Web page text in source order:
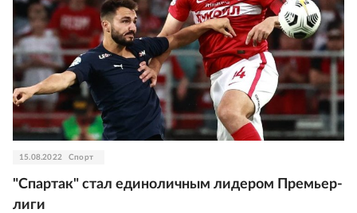
15.08.2022 Спорт
"Спартак" стал единоличным лидером Премьер-
лиги